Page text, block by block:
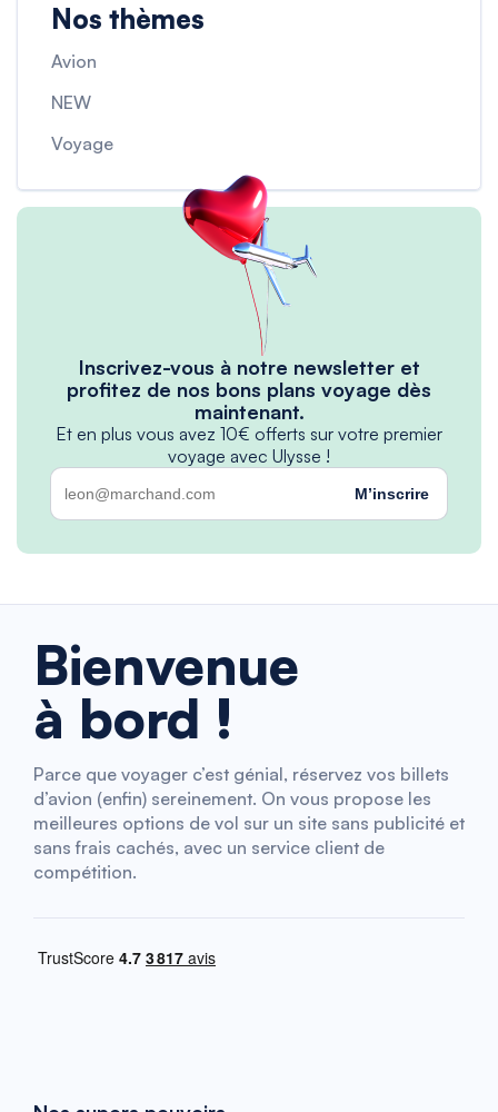
Nos thèmes
Avion
NEW
Voyage
Inscrivez-vous à notre newsletter et
profitez de nos bons plans voyage dès
maintenant.
Et en plus vous avez 10€ offerts sur votre premier
voyage avec Ulysse !
M’inscrire
Bienvenue
à bord !
Parce que voyager c’est génial, réservez vos billets
d’avion (enfin) sereinement. On vous propose les
meilleures options de vol sur un site sans publicité et
sans frais cachés, avec un service client de
compétition.